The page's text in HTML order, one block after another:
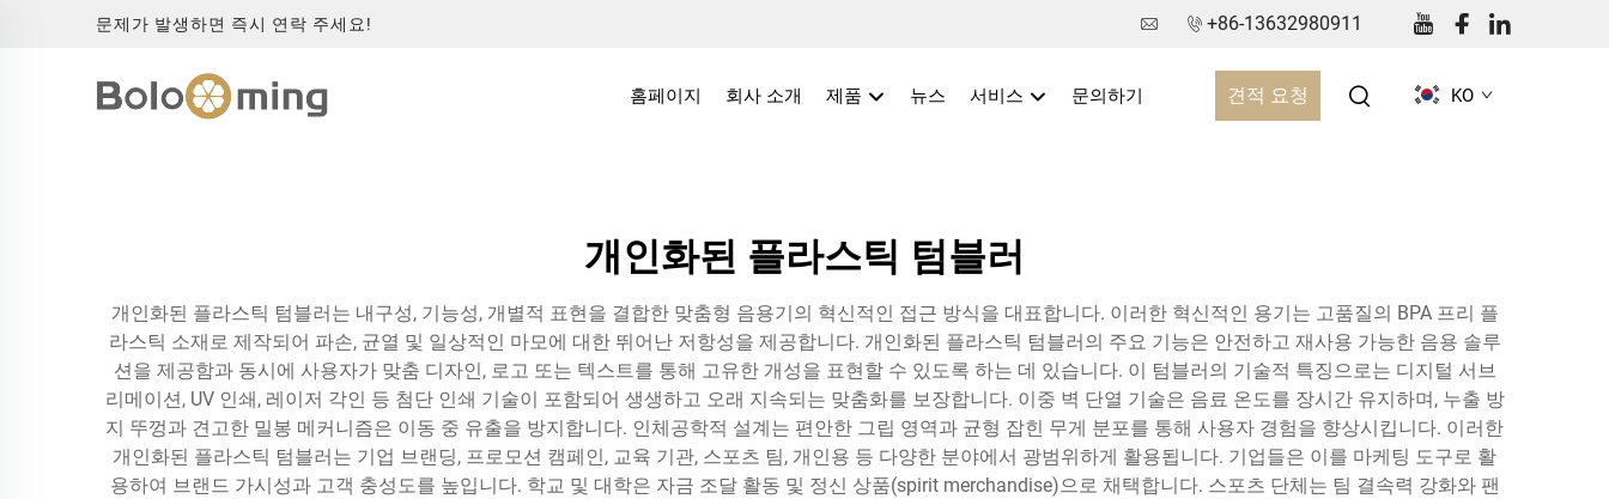
문제가 발생하면 즉시 연락 주세요! +86-13632980911
홈페이지 회사 소개 제품 뉴스 서비스 문의하기 견적 요청 KO
개인화된 플라스틱 텀블러
개인화된 플라스틱 텀블러는 내구성, 기능성, 개별적 표현을 결합한 맞춤형 음용기의 혁신적인 접근 방식을 대표합니다. 이러한 혁신적인 용기는 고품질의 BPA 프리 플
라스틱 소재로 제작되어 파손, 균열 및 일상적인 마모에 대한 뛰어난 저항성을 제공합니다. 개인화된 플라스틱 텀블러의 주요 기능은 안전하고 재사용 가능한 음용 솔루
션을 제공함과 동시에 사용자가 맞춤 디자인, 로고 또는 텍스트를 통해 고유한 개성을 표현할 수 있도록 하는 데 있습니다. 이 텀블러의 기술적 특징으로는 디지털 서브
리메이션, UV 인쇄, 레이저 각인 등 첨단 인쇄 기술이 포함되어 생생하고 오래 지속되는 맞춤화를 보장합니다. 이중 벽 단열 기술은 음료 온도를 장시간 유지하며, 누출 방
지 뚜껑과 견고한 밀봉 메커니즘은 이동 중 유출을 방지합니다. 인체공학적 설계는 편안한 그립 영역과 균형 잡힌 무게 분포를 통해 사용자 경험을 향상시킵니다. 이러한
개인화된 플라스틱 텀블러는 기업 브랜딩, 프로모션 캠페인, 교육 기관, 스포츠 팀, 개인용 등 다양한 분야에서 광범위하게 활용됩니다. 기업들은 이를 마케팅 도구로 활
용하여 브랜드 가시성과 고객 충성도를 높입니다. 학교 및 대학은 자금 조달 활동 및 정신 상품(spirit merchandise)으로 채택합니다. 스포츠 단체는 팀 결속력 강화와 팬